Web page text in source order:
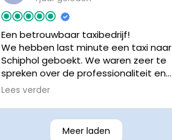
parkeren op P3 bij 9 dagen parkeren.
En dan hopen dat je auto geen
schade heeft ivm de krappe
parkeervakken. Ik beveel
Luchthavenexpress dan ook zeker
aan.
Een betrouwbaar taxibedrijf!
We hebben last minute een taxi naar
Schiphol geboekt. We waren zeer te
spreken over de professionaliteit en
vriendelijkheid van luchthavenexpres!
verzekerde om er op tijd te zijn en
stuurde z’n live locatie een paar
Lees verder
Meer laden